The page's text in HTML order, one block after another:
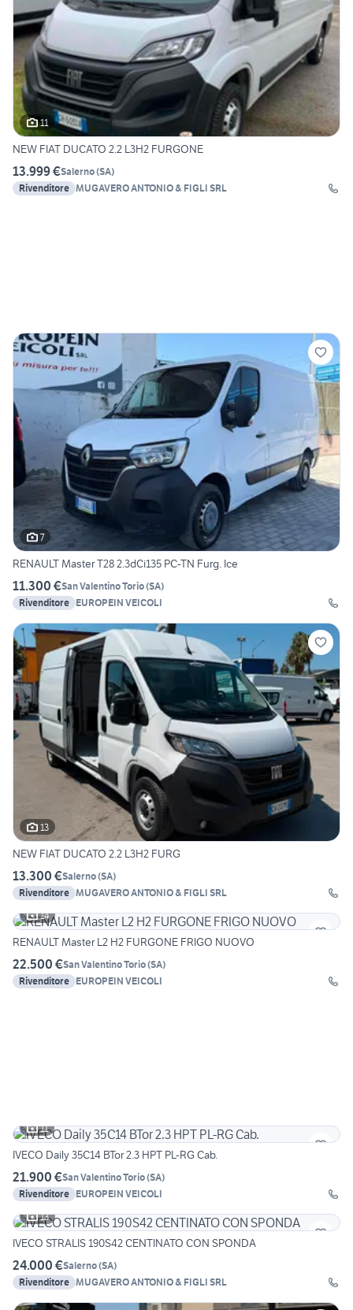
11
NEW FIAT DUCATO 2.2 L3H2 FURGONE
13.999 €Salerno(SA)
Rivenditore MUGAVERO ANTONIO & FIGLI SRL
7
RENAULT Master T28 2.3dCi135 PC-TN Furg. Ice
11.300 €San Valentino Torio(SA)
Rivenditore EUROPEIN VEICOLI
13
NEW FIAT DUCATO 2.2 L3H2 FURG
13.300 €Salerno(SA)
Rivenditore MUGAVERO ANTONIO & FIGLI SRL
14
RENAULT Master L2 H2 FURGONE FRIGO NUOVO
22.500 €San Valentino Torio(SA)
Rivenditore EUROPEIN VEICOLI
11
IVECO Daily 35C14 BTor 2.3 HPT PL-RG Cab.
21.900 €San Valentino Torio(SA)
Rivenditore EUROPEIN VEICOLI
13
IVECO STRALIS 190S42 CENTINATO CON SPONDA
24.000 €Salerno(SA)
Rivenditore MUGAVERO ANTONIO & FIGLI SRL